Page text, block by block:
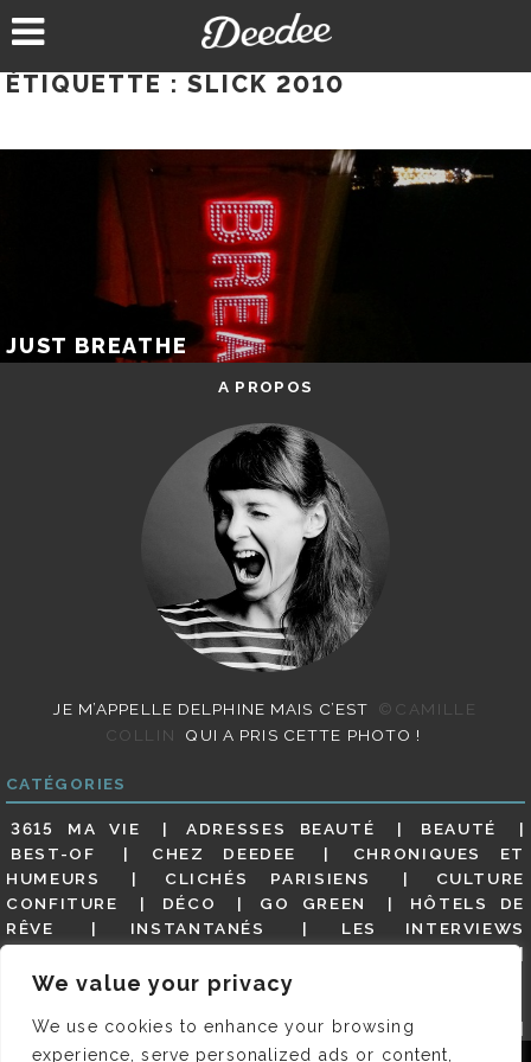
We value your privacy
We use cookies to enhance your browsing
experience, serve personalized ads or content,
au
ÉTIQUETTE : SLICK 2010
JUST BREATHE
A PROPOS
JE M’APPELLE DELPHINE MAIS C’EST
©CAMILLE
COLLIN
QUI A PRIS CETTE PHOTO !
CATÉGORIES
3615 MA VIE ADRESSES BEAUTÉ
BEAUTÉ
BEST-OF
CHEZ DEEDEE
CHRONIQUES ET
HUMEURS
CLICHÉS PARISIENS
CULTURE
CONFITURE
DÉCO GO GREEN
HÔTELS DE
RÊVE
INSTANTANÉS
LES INTERVIEWS
MES ADRESSES
MODE NON CLASSÉ
GUIDE
PARIS EN PHOTOS
RESTAURANTS
REVUE DE PRESSE DÉTAILLÉE, SIOU PLAIT